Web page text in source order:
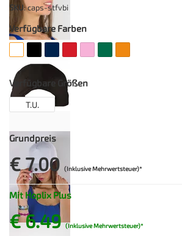
SKU: caps-stfvbi
Verfügbare Farben
Verfügbare Größen
T.U.
Grundpreis
€ 7.00 (Inklusive Mehrwertsteuer)*
Mit Hoplix Plus
€ 6.49(Inklusive Mehrwertsteuer)*